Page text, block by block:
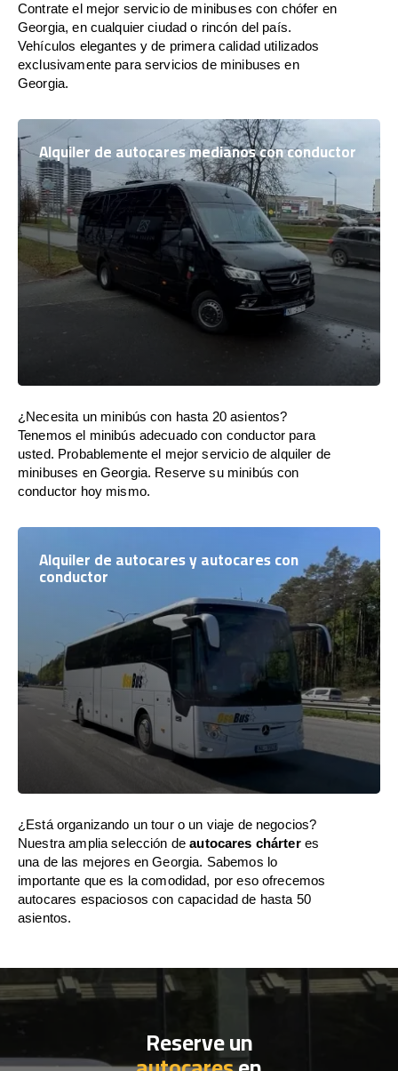
Contrate el mejor servicio de minibuses con chófer en
Georgia, en cualquier ciudad o rincón del país.
Vehículos elegantes y de primera calidad utilizados
exclusivamente para servicios de minibuses en
Georgia.
Alquiler de autocares medianos con conductor
¿Necesita un minibús con hasta 20 asientos?
Tenemos el minibús adecuado con conductor para
usted. Probablemente el mejor servicio de alquiler de
minibuses en Georgia. Reserve su minibús con
conductor hoy mismo.
Alquiler de autocares y autocares con
conductor
¿Está organizando un tour o un viaje de negocios?
Nuestra amplia selección deautocares chárteres
una de las mejores en Georgia. Sabemos lo
importante que es la comodidad, por eso ofrecemos
autocares espaciosos con capacidad de hasta 50
asientos.
Reserve un